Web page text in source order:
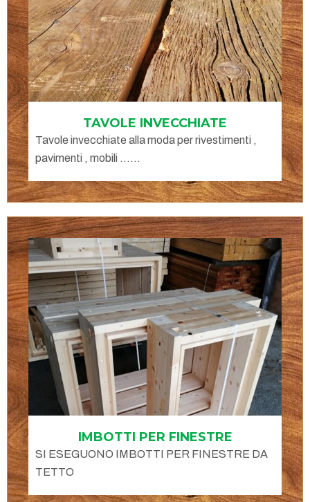
TAVOLE INVECCHIATE
Tavole invecchiate alla moda per rivestimenti ,
pavimenti , mobili ......
IMBOTTI PER FINESTRE
SI ESEGUONO IMBOTTI PER FINESTRE DA
TETTO